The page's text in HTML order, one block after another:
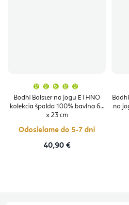
Bodhi Bolster na jogu ETHNO
kolekcia špalda 100% bavlna 65
x 23 cm
produktu
je
5,0
hviezdičiek.
Odosielame do 5-7 dní
40,90 €
na